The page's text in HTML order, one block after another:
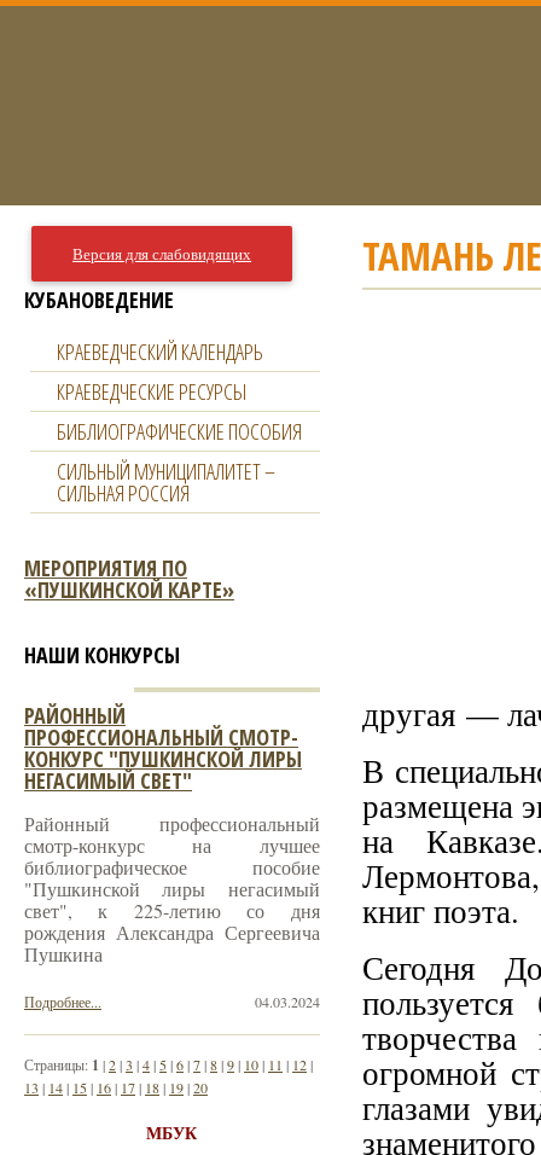
ТАМАНЬ
другая —
В
размещена
на
книг поэта.
Сегодня
огромной
глазами
Версия для слабовидящих
КУБАНОВЕДЕНИЕ
КРАЕВЕДЧЕСКИЙ КАЛЕНДАРЬ
КРАЕВЕДЧЕСКИЕ РЕСУРСЫ
БИБЛИОГРАФИЧЕСКИЕ ПОСОБИЯ
СИЛЬНЫЙ МУНИЦИПАЛИТЕТ –
СИЛЬНАЯ РОССИЯ
МЕРОПРИЯТИЯ ПО
«ПУШКИНСКОЙ КАРТЕ»
НАШИ КОНКУРСЫ
РАЙОННЫЙ
ПРОФЕССИОНАЛЬНЫЙ СМОТР-
КОНКУРС "ПУШКИНСКОЙ ЛИРЫ
НЕГАСИМЫЙ СВЕТ"
Районный профессиональный
смотр-конкурс на лучшее
библиографическое пособие
"Пушкинской лиры негасимый
свет", к 225-летию со дня
рождения Александра Сергеевича
Пушкина
04.03.2024
Подробнее...
Страницы: 1 |2|3 |4| 5|6|7|8|9| 10| 11 | 12|
13 | 14| 15| 16| 17| 18| 19|20
МБУК